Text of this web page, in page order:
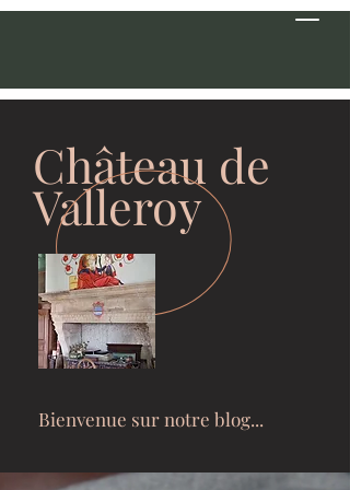
Château de
Valleroy
Bienvenue sur notre blog...